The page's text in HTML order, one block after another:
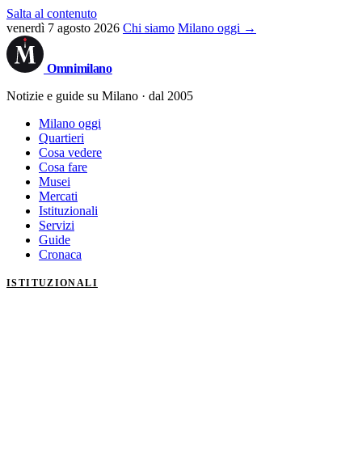
Salta al contenuto
venerdì 7 agosto 2026 Chi siamo Milano oggi →
Omnimilano
Notizie e guide su Milano · dal 2005
Milano oggi
Quartieri
Cosa vedere
Cosa fare
Musei
Mercati
Istituzionali
Servizi
Guide
Cronaca
ISTITUZIONALI